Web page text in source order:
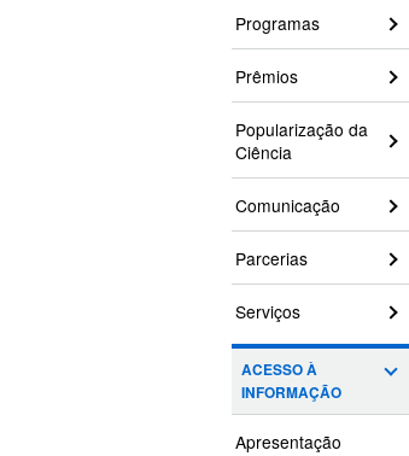
Programas
Prêmios
Popularização da
Ciência
Comunicação
Parcerias
Serviços
ACESSO À
INFORMAÇÃO
Apresentação